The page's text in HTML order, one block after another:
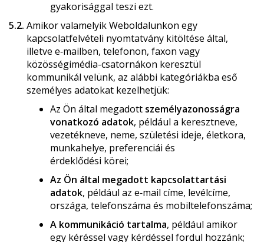
gyakorisággal teszi ezt.
5.2. Amikor valamelyik Weboldalunkon egy
kapcsolatfelvételi nyomtatvány kitöltése által,
illetve e‑mailben, telefonon, faxon vagy
közösségimédia-csatornákon keresztül
kommunikál velünk, az alábbi kategóriákba eső
személyes adatokat kezelhetjük:
Az Ön által megadott személyazonosságra
vonatkozó adatok, például a keresztneve,
vezetékneve, neme, születési ideje, életkora,
munkahelye, preferenciái és
érdeklődési körei;
Az Ön által megadott kapcsolattartási
adatok, például az e‑mail címe, levélcíme,
országa, telefonszáma és mobiltelefonszáma;
A kommunikáció tartalma, például amikor
egy kéréssel vagy kérdéssel fordul hozzánk;